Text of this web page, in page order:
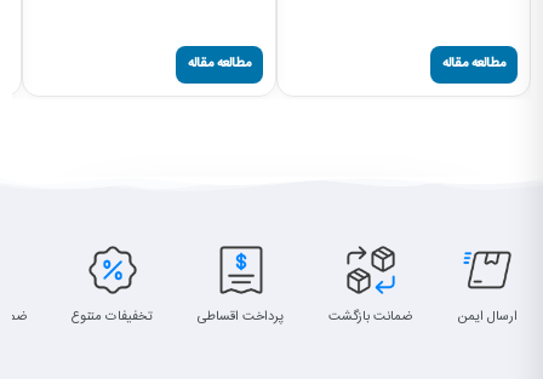
مطالعه مقاله مطالعه مقاله
ارسال ایمن ضمانت بازگشت پرداخت اقساطی تخفیفات متنوع